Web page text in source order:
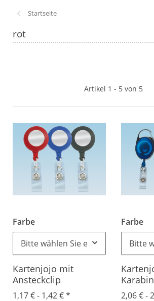
Startseite
rot
Artikel 1 - 5 von 5
Farbe
Bitte wählen Sie eine Variation.
Kartenjojo mit
Ansteckclip
1,17 € - 1,42 €*
Farbe
Bitte
2,06 € -